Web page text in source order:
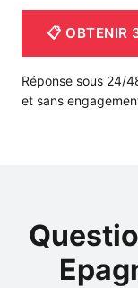
📋 OBTENIR
Réponse sous 24/
et sans